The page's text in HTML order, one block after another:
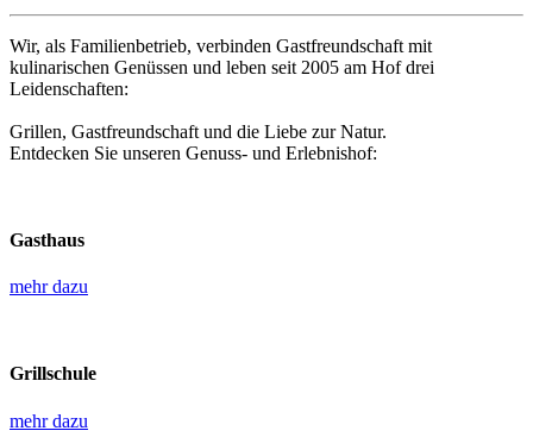
Wir, als Familienbetrieb, verbinden Gastfreundschaft mit
kulinarischen Genüssen und leben seit 2005 am Hof drei
Leidenschaften:
Grillen, Gastfreundschaft und die Liebe zur Natur.
Entdecken Sie unseren Genuss- und Erlebnishof:
Gasthaus
mehr dazu
Grillschule
mehr dazu